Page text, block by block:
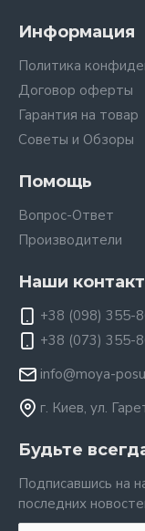
Информация
Политика
Договор оферты
Гарантия на товар
Советы и Обзоры
Помощь
Вопрос-Ответ
Производители
Наши
+38 (098) 355-
+38 (073) 355-
info@moya-
г. Киев, ул.
Будьте
Подписавшись на
последних